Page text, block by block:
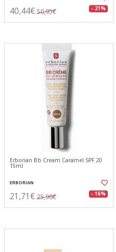
40,44€ 50,95€ - 21%
Erborian Bb Cream Caramel SPF 20
15ml
ERBORIAN
21,71€ 25,96€ - 16%